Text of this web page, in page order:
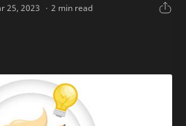
2 min read